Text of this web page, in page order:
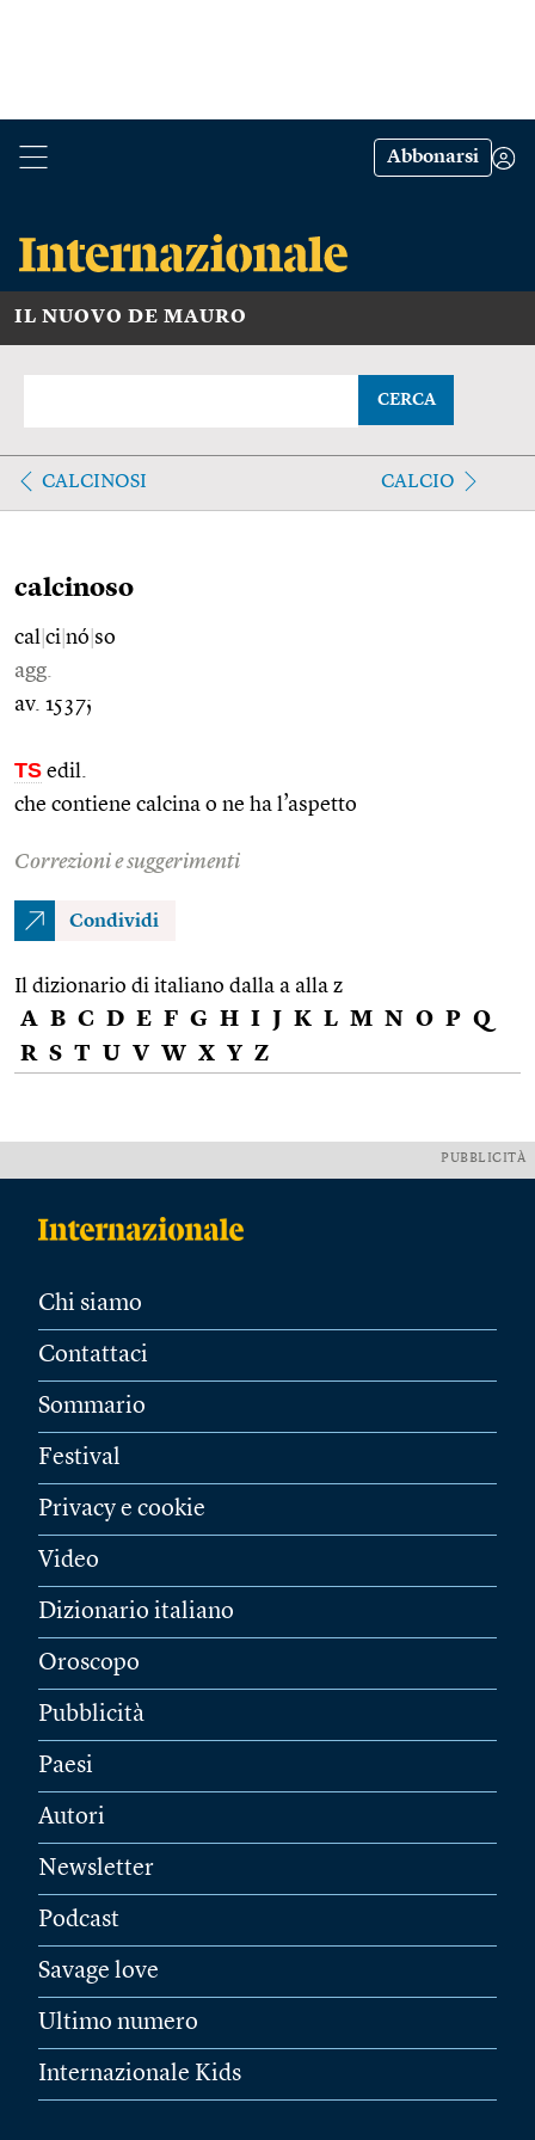
Abbonarsi
IL NUOVO DE MAURO
CERCA
CALCINOSI CALCIO
calcinoso
cal ci nó so
agg.
av. 1537;
TS edil.
che contiene calcina o ne ha l’aspetto
Correzioni e suggerimenti
Condividi
Il dizionario di italiano dalla a alla z
A B C D E F G H I J K L M N O P Q
R S T U V W X Y Z
PUBBLICITÀ
Chi siamo
Contattaci
Sommario
Festival
Privacy e cookie
Video
Dizionario italiano
Oroscopo
Pubblicità
Paesi
Autori
Newsletter
Podcast
Savage love
Ultimo numero
Internazionale Kids